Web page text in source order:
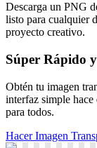
Descarga un PNG
listo para cualquier
proyecto creativo.
Súper Rápido
Obtén tu imagen
interfaz simple
para todos.
Hacer Imagen